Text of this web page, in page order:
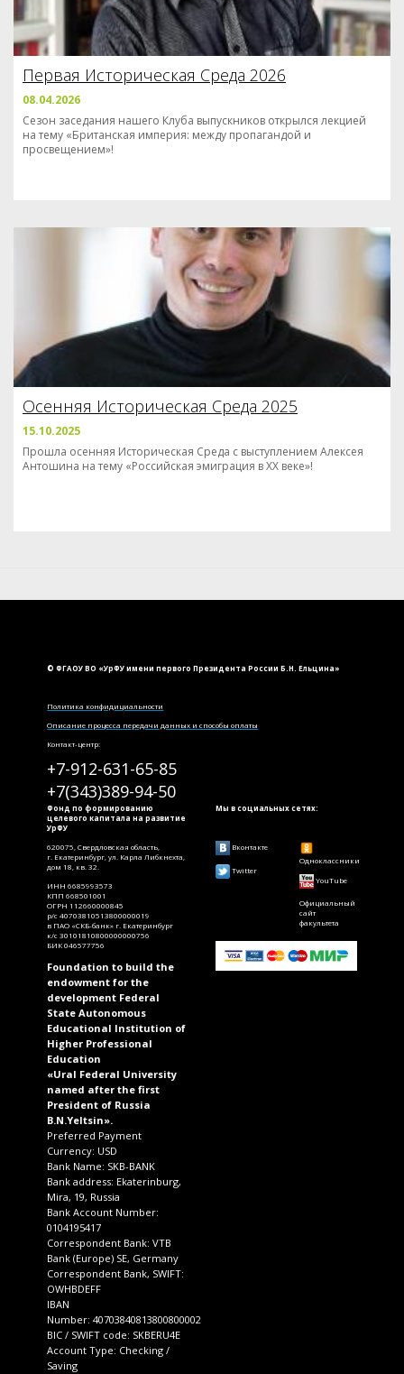
Первая Историческая Среда 2026
08.04.2026
Сезон заседания нашего Клуба выпускников открылся лекцией
на тему «Британская империя: между пропагандой и
просвещением»!
Осенняя Историческая Среда 2025
15.10.2025
Прошла осенняя Историческая Среда с выступлением Алексея
Антошина на тему «Российская эмиграция в XX веке»!
© ФГАОУ ВО «УрФУ имени первого Президента России Б.Н. Ельцина»
Политика конфидициальности
Описание процесса передачи данных и способы оплаты
Контакт-центр:
+7-912-631-65-85
+7(343)389-94-50
Фонд по формированию
целевого капитала на развитие
УрФУ
620075, Свердловская область,
г. Екатеринбург, ул. Карла Либкнехта,
дом 18, кв. 32.
ИНН 6685993573
КПП 668501001
ОГРН 112660000845
р/с 40703810513800000019
в ПАО «СКБ-банк» г. Екатеринбург
к/с 30101810800000000756
БИК 046577756
Foundation to build the
endowment for the
development Federal
State Autonomous
Educational Institution of
Higher Professional
Education
«Ural Federal University
named after the first
President of Russia
B.N.Yeltsin».
Preferred Payment
Currency: USD
Bank Name: SKB-BANK
Bank address: Ekaterinburg,
Mira, 19, Russia
Bank Account Number:
0104195417
Correspondent Bank: VTB
Bank (Europe) SE, Germany
Correspondent Bank, SWIFT:
OWHBDEFF
IBAN
Number: 40703840813800800002
BIC / SWIFT code: SKBERU4E
Account Type: Checking /
Saving
Мы в социальных сетях:
Вконтакте
Twitter
Одноклассники
YouTube
Официальный
сайт
факультета